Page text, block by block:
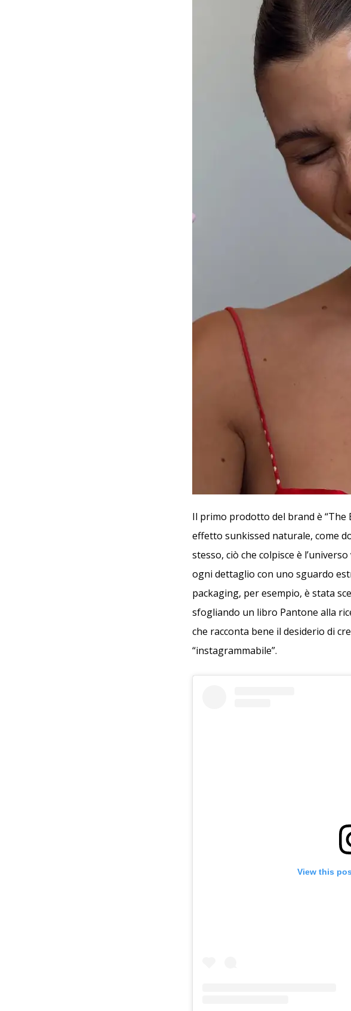
Il primo prodotto del brand è “The
effetto sunkissed naturale, come
stesso, ciò che colpisce è
ogni dettaglio con uno sguardo
packaging, per esempio, è stata
sfogliando un libro Pantone alla
che racconta bene il desiderio di
“instagrammabile”.
View this